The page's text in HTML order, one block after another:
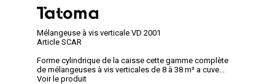
Mélangeuse à vis verticale VD 2001
Article SCAR
Forme cylindrique de la caisse cette gamme complète
de mélangeuses à vis verticales de 8 à 38 m³ a cuve...
Voir le produit